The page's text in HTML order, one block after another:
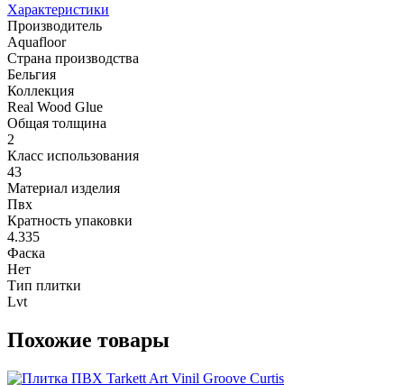
Характеристики
Производитель
Aquafloor
Страна производства
Бельгия
Коллекция
Real Wood Glue
Общая толщина
2
Класс использования
43
Материал изделия
Пвх
Кратность упаковки
4.335
Фаска
Нет
Тип плитки
Lvt
Похожие товары